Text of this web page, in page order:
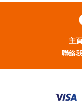
主頁
聯絡